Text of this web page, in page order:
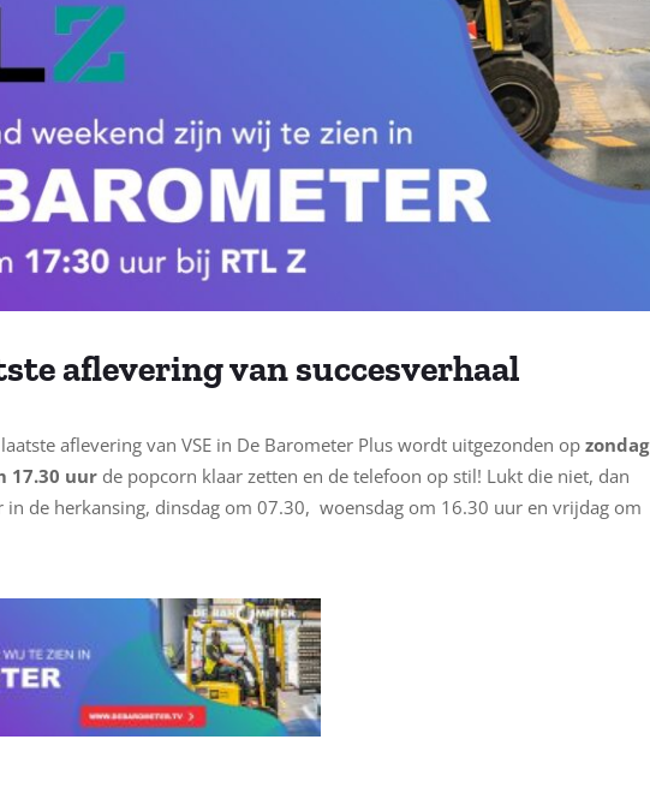
aflevering van succesverhaal
aflevering van VSE in De Barometer Plus wordt uitgezonden op zondag
17.30 uur de popcorn klaar zetten en de telefoon op stil! Lukt die niet, dan
in de herkansing, dinsdag om 07.30, woensdag om 16.30 uur en vrijdag om